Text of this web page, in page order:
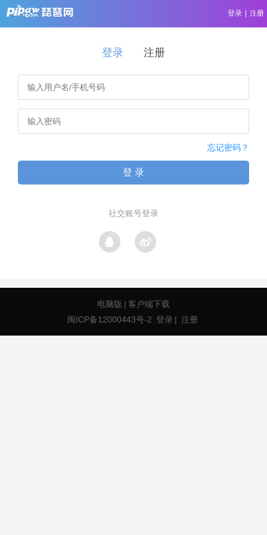
登录 注册
登录 注册
忘记密码？
登 录
社交账号登录
电脑版 | 客户端下载
闽ICP备12000443号-2 登录 | 注册